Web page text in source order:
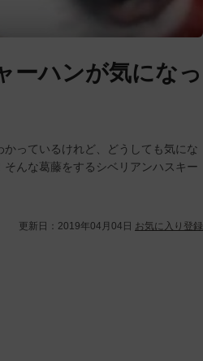
ーハンが気になっ
っているけれど、どうしても気にな
んな葛藤をするシベリアンハスキー
更新日： 2019年04月04日 お気に入り登録